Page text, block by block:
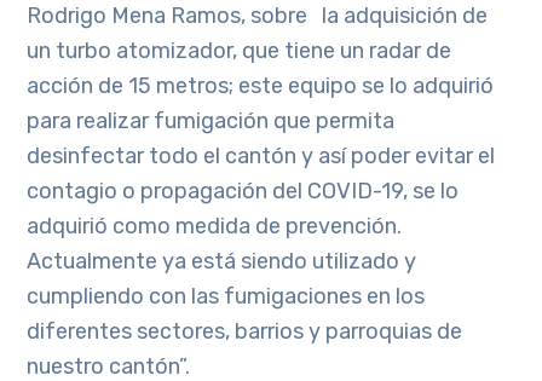
Rodrigo Mena Ramos, sobre la adquisición de
un turbo atomizador, que tiene un radar de
acción de 15 metros; este equipo se lo adquirió
para realizar fumigación que permita
desinfectar todo el cantón y así poder evitar el
contagio o propagación del COVID-19, se lo
adquirió como medida de prevención.
Actualmente ya está siendo utilizado y
cumpliendo con las fumigaciones en los
diferentes sectores, barrios y parroquias de
nuestro cantón”.